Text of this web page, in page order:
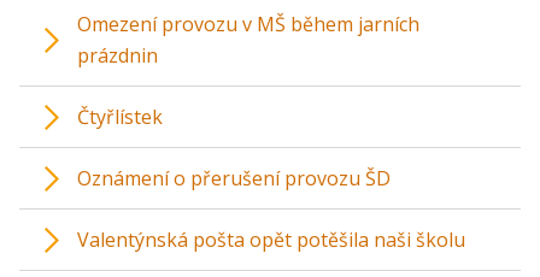
Omezení provozu v MŠ během jarních
prázdnin
Čtyřlístek
Oznámení o přerušení provozu ŠD
Valentýnská pošta opět potěšila naši školu